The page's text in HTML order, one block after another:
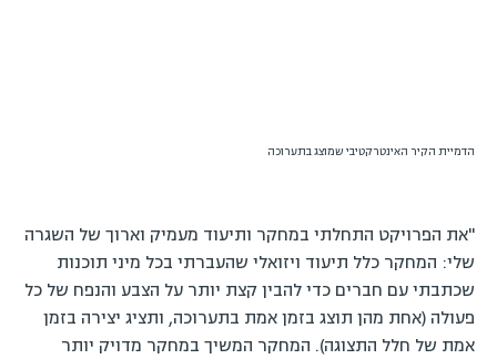
הדמיית הקיר האינטרקטיבי שמוצג בתערוכה
"את הפרויקט התחלתי במחקר ותיעוד מעמיק וארוך של השגרה
שלי: המחקר כלל תיעוד ויזואלי שהעברתי בכל מיני תוכנות
שכתבתי עם חברים כדי להבין קצת יותר על הצבע והנפח של כל
פעולה (אחת מהן תוצג בזמן אמת בתערוכה, ותציג יצירה בזמן
אמת של חלל התצוגה). המחקר המשיך במחקר מדויק יותר